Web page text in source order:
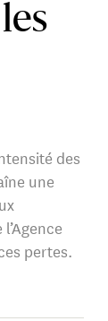
des
une
pertes.